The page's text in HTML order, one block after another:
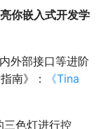
你嵌入式开发学
外部接口等进阶
南》：
《Tina
三色灯进行控